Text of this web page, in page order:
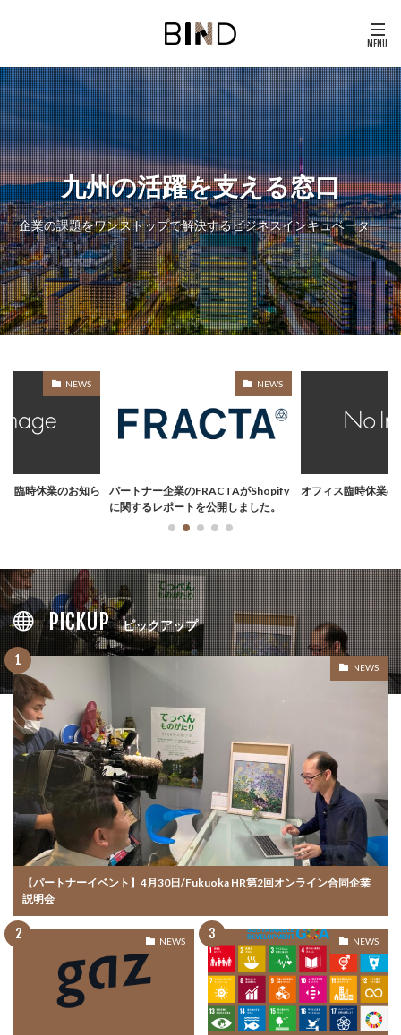
九州の活躍を支える窓口
企業の課題をワンストップで解決するビジネスインキュベーター
NEWS
臨時休業のお知ら
NEWS
パートナー企業のFRACTAがShopify
に関するレポートを公開しました。
オフィス臨時休業の
PICKUP ピックアップ
NEWS
【パートナーイベント】4月30日/Fukuoka HR第2回オンライン合同企業
説明会
NEWS NEWS